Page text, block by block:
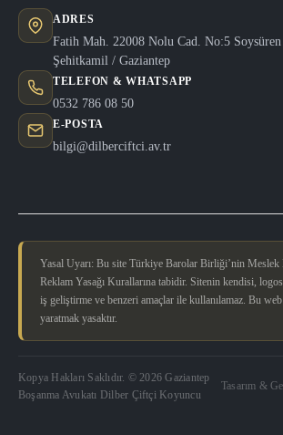
ADRES
Fatih Mah. 22008 Nolu Cad. No:5
Şehitkamil / Gaziantep
TELEFON & WHATSAPP
0532 786 08 50
E-POSTA
bilgi@dilberciftci.av.tr
Yasal Uyarı: Bu site Türkiye Barolar Birliği’nin Meslek
Reklam Yasağı Kurallarına tabidir. Sitenin kendisi,
iş geliştirme ve benzeri amaçlar ile kullanılamaz. Bu
yaratmak yasaktır.
Kopya Hakları Saklıdır. © 2026 Gaziantep
Boşanma Avukatı Dilber Çiftçi Koyuncu
Tasarım &